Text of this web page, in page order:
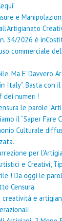
e
34/2026 è
commerciale
Ma E’ Davvero
Italy”. Basta con
numeri !
le parole
il “Saper Fare
Culturale
per
e Creativi,
! Da oggi le
Censura.
creatività e